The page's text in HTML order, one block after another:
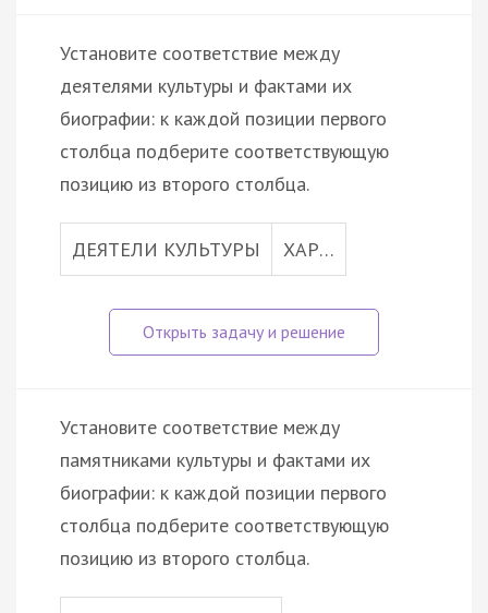
Установите соответствие между
деятелями культуры и фактами их
биографии: к каждой позиции первого
столбца подберите соответствующую
позицию из второго столбца.
ДЕЯТЕЛИ КУЛЬТУРЫ ХАР…
Установите соответствие между
памятниками культуры и фактами их
биографии: к каждой позиции первого
столбца подберите соответствующую
позицию из второго столбца.